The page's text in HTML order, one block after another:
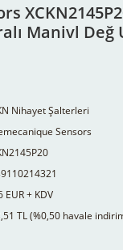
Manivl Değ
Nihayet Şalterleri
Sensors
EUR + KDV
TL (%0,50 havale